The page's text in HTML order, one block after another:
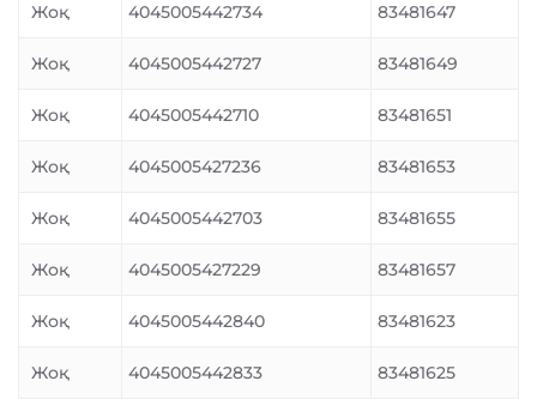
Жоқ 4045005442734 83481647
Жоқ 4045005442727 83481649
Жоқ 4045005442710 83481651
Жоқ 4045005427236 83481653
Жоқ 4045005442703 83481655
Жоқ 4045005427229 83481657
Жоқ 4045005442840 83481623
Жоқ 4045005442833 83481625